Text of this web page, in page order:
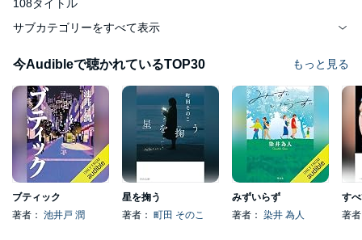
108タイトル
サブカテゴリーをすべて表示
今Audibleで聴かれているTOP30 もっと見る
ブティック
著者： 池井戸 潤
星を掬う
著者： 町田 そのこ
みずいらず
著者： 染井 為人 著